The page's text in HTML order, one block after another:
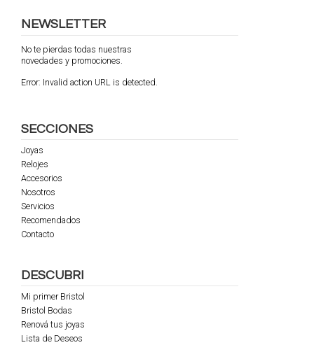
NEWSLETTER
No te pierdas todas nuestras
novedades y promociones.
Error: Invalid action URL is detected.
SECCIONES
Joyas
Relojes
Accesorios
Nosotros
Servicios
Recomendados
Contacto
DESCUBRI
Mi primer Bristol
Bristol Bodas
Renová tus joyas
Lista de Deseos